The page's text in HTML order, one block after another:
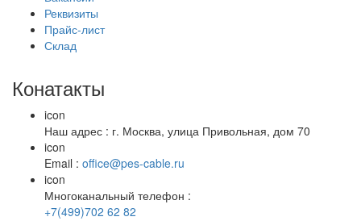
Реквизиты
Прайс-лист
Склад
Конатакты
icon
Наш адрес : г. Москва, улица Привольная, дом 70
icon
Email : office@pes-cable.ru
icon
Многоканальный телефон :
+7(499)702 62 82